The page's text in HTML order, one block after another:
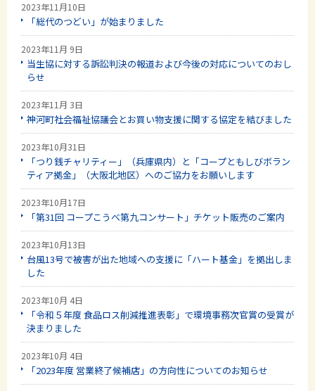
2023年11月10日
「総代のつどい」が始まりました
2023年11月 9日
当生協に対する訴訟判決の報道および今後の対応についてのおし
らせ
2023年11月 3日
神河町社会福祉協議会とお買い物支援に関する協定を結びました
2023年10月31日
「つり銭チャリティー」（兵庫県内）と「コープともしびボラン
ティア拠金」（大阪北地区）へのご協力をお願いします
2023年10月17日
「第31回 コープこうべ第九コンサート」チケット販売のご案内
2023年10月13日
台風13号で被害が出た地域への支援に「ハート基金」を拠出しま
した
2023年10月 4日
「令和５年度 食品ロス削減推進表彰」で環境事務次官賞の受賞が
決まりました
2023年10月 4日
「2023年度 営業終了候補店」の方向性についてのお知らせ